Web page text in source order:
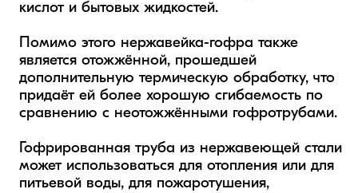
кислот и бытовых жидкостей.
Помимо этого нержавейка-гофра также
является отожжённой, прошедшей
дополнительную термическую обработку, что
придаёт ей более хорошую сгибаемость по
сравнению с неотожжёнными гофротрубами.
Гофрированная труба из нержавеющей стали
может использоваться для отопления или для
питьевой воды, для пожаротушения,